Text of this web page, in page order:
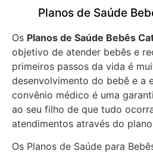
Planos de Saúde
Os Planos de Saúde Bebês
objetivo de atender bebês e
primeiros passos da vida é
desenvolvimento do bebê e a
convênio médico é uma
ao seu filho de que tudo
atendimentos através do
Os Planos de Saúde para